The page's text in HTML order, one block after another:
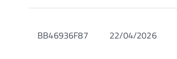
BB46936F87 22/04/2026